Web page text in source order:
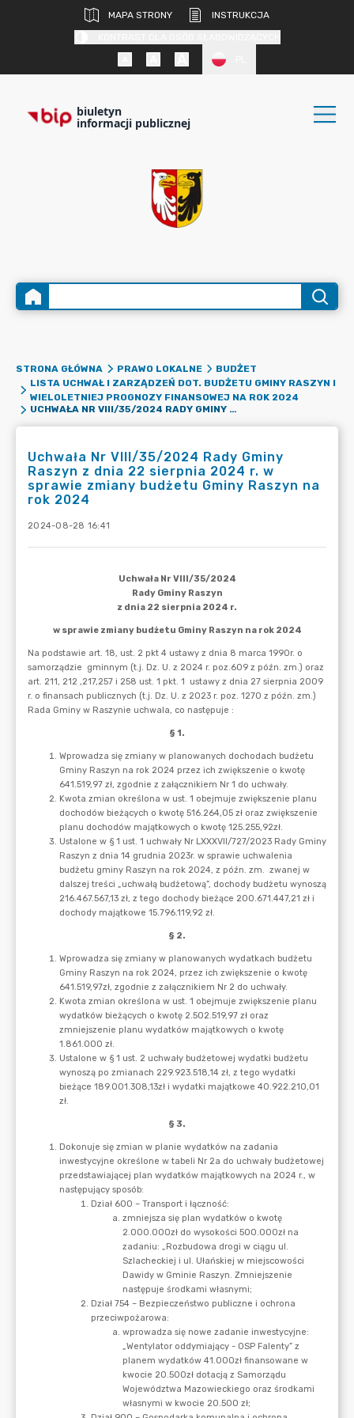
MAPA STRONY
INSTRUKCJA
biuletyn
informacji publicznej
STRONA GŁÓWNA PRAWO LOKALNE
BUDŻET
LISTA UCHWAŁ I ZARZĄDZEŃ DOT. BUDŻETU GMINY RASZYN I
WIELOLETNIEJ PROGNOZY FINANSOWEJ NA ROK 2024
UCHWAŁA NR VIII/35/2024 RADY GMINY RASZYN Z DNIA 22 SIERPNIA 2024 R. W SPRAWIE ZMIANY BUDŻETU GMINY RASZYN NA ROK 2024
Uchwała Nr VIII/35/2024 Rady Gminy
Raszyn z dnia 22 sierpnia 2024 r. w
sprawie zmiany budżetu Gminy Raszyn na
rok 2024
2024-08-28 16:41